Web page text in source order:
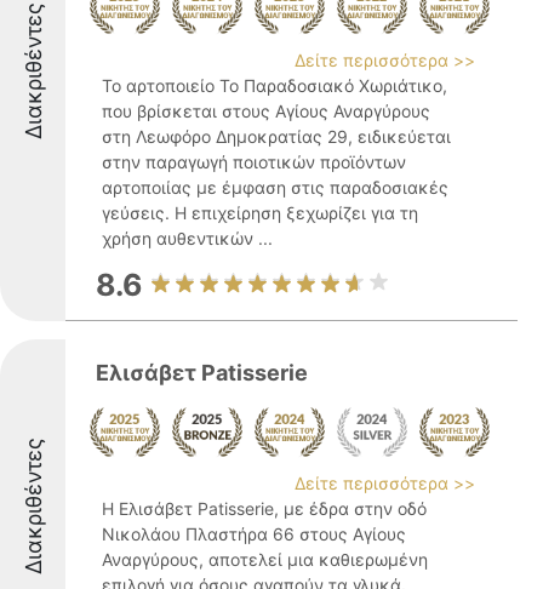
Διακριθέντες
Δείτε περισσότερα >>
Το αρτοποιείο Το Παραδοσιακό Χωριάτικο,
που βρίσκεται στους Αγίους Αναργύρους
στη Λεωφόρο Δημοκρατίας 29, ειδικεύεται
στην παραγωγή ποιοτικών προϊόντων
αρτοποιίας με έμφαση στις παραδοσιακές
γεύσεις. Η επιχείρηση ξεχωρίζει για τη
χρήση αυθεντικών ...
8.6
Διακριθέντες
Ελισάβετ Patisserie
Δείτε περισσότερα >>
Η Ελισάβετ Patisserie, με έδρα στην οδό
Νικολάου Πλαστήρα 66 στους Αγίους
Αναργύρους, αποτελεί μια καθιερωμένη
επιλογή για όσους αγαπούν τα γλυκά.